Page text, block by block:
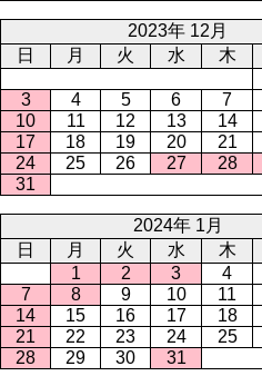
2023年 12月
日
月 火 水 木
3
4 5 6 7
10
11 12 13 14
17
18 19 20 21
24
25 26 27 28
31
2024年 1月
日
月 火 水 木
1
2 3 4
7
8 9 10 11
14
15 16 17 18
21
22 23 24 25
28
29 30 31